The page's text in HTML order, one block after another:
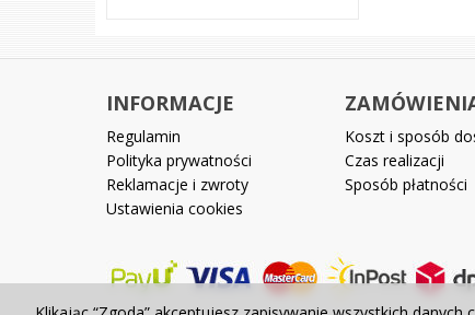
INFORMACJE
Regulamin
Polityka prywatności
Reklamacje i zwroty
Ustawienia cookies
Koszt i sposób
Czas realizacji
Sposób płatności